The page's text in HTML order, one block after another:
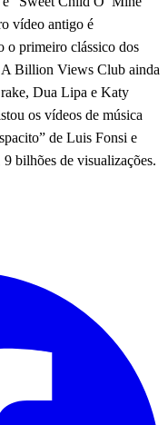
vídeo antigo é
o primeiro clássico dos
A Billion Views Club ainda
Dua Lipa e Katy
os vídeos de música
de Luis Fonsi e
bilhões de visualizações.